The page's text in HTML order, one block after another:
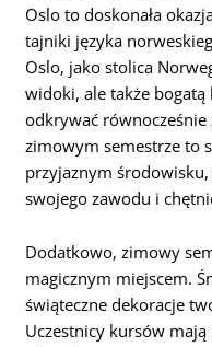
Oslo to doskonała
tajniki języka
Oslo, jako stolica
widoki, ale także
odkrywać
zimowym semestrze to
przyjaznym
swojego zawodu i
Dodatkowo, zimowy
magicznym miejscem.
świąteczne dekoracje
Uczestnicy kursów